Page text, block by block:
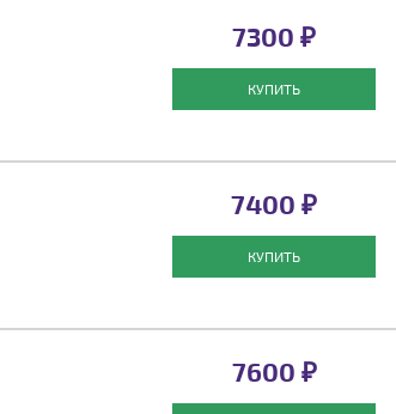
7300 ₽
КУПИТЬ
7400 ₽
КУПИТЬ
7600 ₽